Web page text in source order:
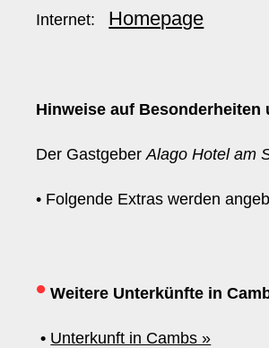
Internet: Homepage
Hinweise auf Besonderheiten
Der GastgeberAlago Hotel am
• Folgende Extras werden
• Weitere Unterkünfte in
• Unterkunft in Cambs »